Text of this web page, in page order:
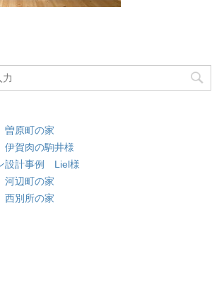
原町の家
賀肉の駒井様
設計事例 Liel様
辺町の家
別所の家